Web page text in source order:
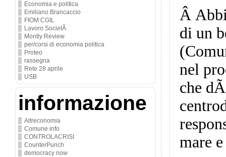
Economia e politica
Emiliano Brancaccio
FIOM CGIL
Lavoro SocietÃ
Montly Review
per/corsi di economia politica
Proteo
rassegna
Rete 28 aprile
USB
informazione
Altreconomia
Comune info
CONTROLACRISI
CounterPunch
democracy now
Â
di un
nel
che
mare